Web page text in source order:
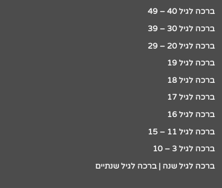
ברכה לגיל 40 – 49
ברכה לגיל 30 – 39
ברכה לגיל 20 – 29
ברכה לגיל 19
ברכה לגיל 18
ברכה לגיל 17
ברכה לגיל 16
ברכה לגיל 11 – 15
ברכה לגיל 3 – 10
ברכה לגיל שנה | ברכה לגיל שנתיים